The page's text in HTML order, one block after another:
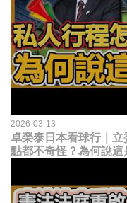
2026-03-13
卓榮泰日本看球行｜
點都不奇怪？為何說這